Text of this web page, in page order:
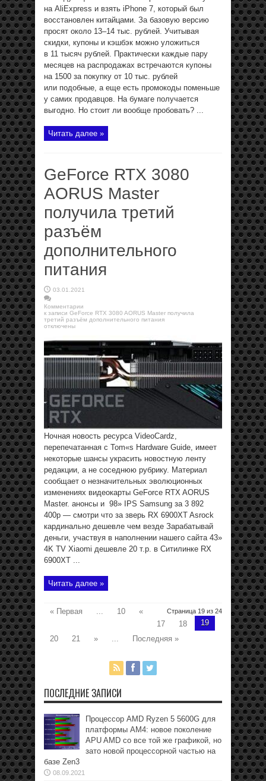
на AliExpress и взять iPhone 7, который был
восстановлен китайцами. За базовую версию
просят около 13–14 тыс. рублей. Учитывая
скидки, купоны и кэшбэк можно уложиться
в 11 тысяч рублей. Практически каждые пару
месяцев на распродажах встречаются купоны
на 1500 за покупку от 10 тыс. рублей
или подобные, а еще есть промокоды поменьше
у самих продавцов. На бумаге получается
выгодно. Но стоит ли вообще пробовать? ...
Читать далее »
GeForce RTX 3080
AORUS Master
получила третий
разъём
дополнительного
питания
03.01.2021
Комментарии
к записи GeForce RTX 3080 AORUS Master получила
третий разъём дополнительного питания
отключены
Ночная новость ресурса VideoCardz,
перепечатанная с Tom«s Hardware Guide, имеет
некоторые шансы украсить новостную ленту
редакции, а не соседнюю рубрику. Материал
сообщает о незначительных эволюционных
изменениях видеокарты GeForce RTX AORUS
Master. анонсы и 98» IPS Samsung за 3 892
400р — смотри что за зверь RX 6900XT Asrock
кардинально дешевле чем везде Зарабатывай
деньги, участвуя в наполнении нашего сайта 43»
4K TV Xiaomi дешевле 20 т.р. в Ситилинке RX
6900XT ...
Читать далее »
Страница 19 из 24
« Первая ... 10
«
17
18
19
20
21 » ... Последняя »
ПОСЛЕДНИЕ ЗАПИСИ
Процессор AMD Ryzen 5 5600G для
платформы АМ4: новое поколение
APU AMD со все той же графикой, но
зато новой процессорной частью на
базе Zen3
08.09.2021